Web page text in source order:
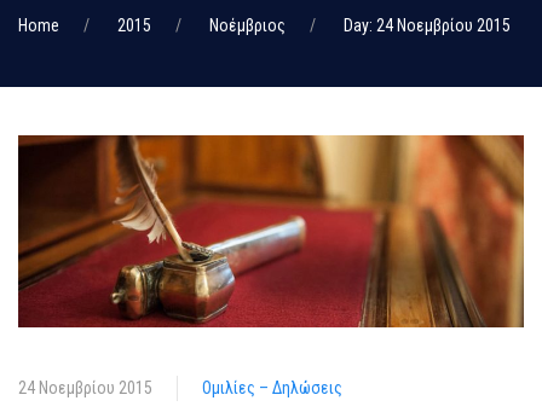
Home 2015 Νοέμβριος Day: 24 Νοεμβρίου 2015
24 Νοεμβρίου 2015 Ομιλίες – Δηλώσεις